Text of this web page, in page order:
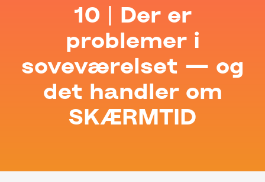
10 | Der er
problemer i
soveværelset — og
det handler om
SKÆRMTID